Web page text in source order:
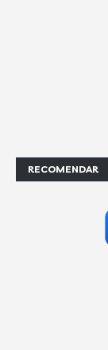
RECOMENDAR